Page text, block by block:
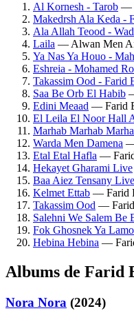
Al Kornesh - Tarob —
Makedrsh Ala Keda -
Ala Allah Teood -
Laila — Alwan Men
Ya Nas Ya Houo -
Eshreia - Mohamed
Takassim Ood - Farid
Saa Be Orb El Habib
Edini Meaad — Farid
El Leila El Noor Hall
Marhab Marhab
Warda Men Damena —
Etal Etal Hafla — Farid
Hekayet Gharami Live
Baa Aiez Tensany Live
Kelmet Ettab — Farid
Takassim Ood — Farid
Salehni We Salem Be
Fok Ghosnek Ya
Hebina Hebina —
Albums de Farid
Nora Nora (2024)